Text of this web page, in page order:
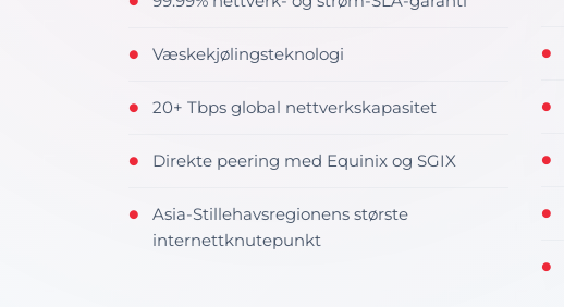
● Væskekjølingsteknologi
● 20+ Tbps global nettverkskapasitet
● Direkte peering med Equinix og SGIX
●
Asia-Stillehavsregionens største
internettknutepunkt
●
●
●
●
●